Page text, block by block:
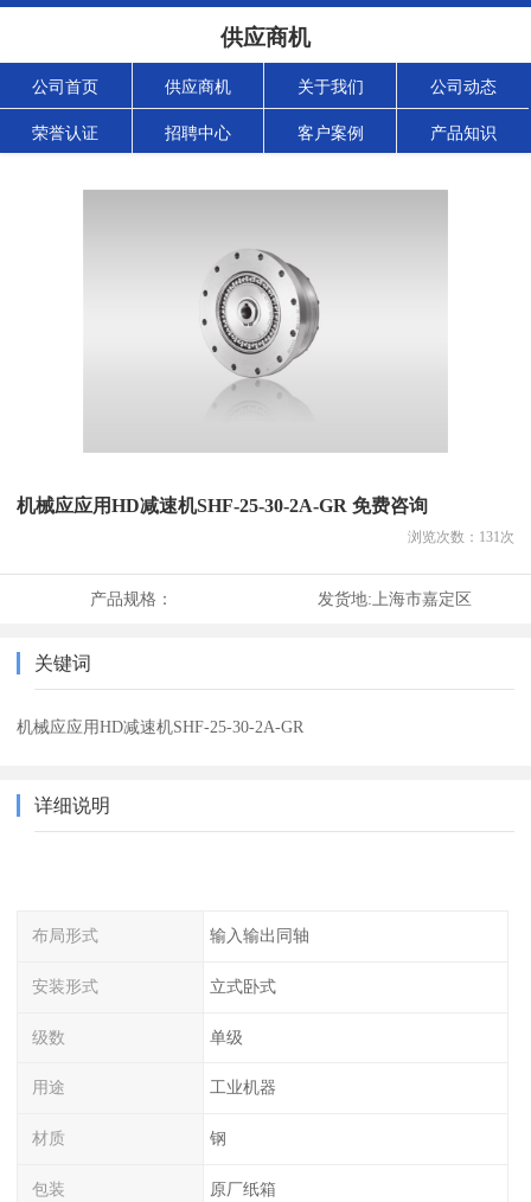
供应商机
公司首页 供应商机 关于我们 公司动态
荣誉认证 招聘中心 客户案例 产品知识
机械应应用HD减速机SHF-25-30-2A-GR 免费咨询
浏览次数： 131次
产品规格： 发货地: 上海市嘉定区
关键词
机械应应用HD减速机SHF-25-30-2A-GR
详细说明
布局形式 输入输出同轴
安装形式 立式卧式
级数 单级
用途 工业机器
材质 钢
包装 原厂纸箱